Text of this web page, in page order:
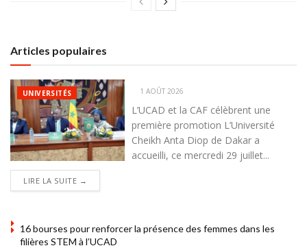
Articles populaires
UNIVERSITÉS 1 AOÛT 2026
L’UCAD et la CAF célèbrent une
première promotion L’Université
Cheikh Anta Diop de Dakar a
accueilli, ce mercredi 29 juillet...
LIRE LA SUITE →
16 bourses pour renforcer la présence des femmes dans les
filières STEM à l’UCAD